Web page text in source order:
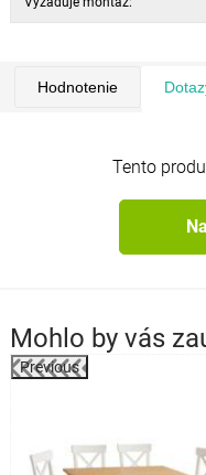
Hodnotenie
Tento
Mohlo by vás
Previous